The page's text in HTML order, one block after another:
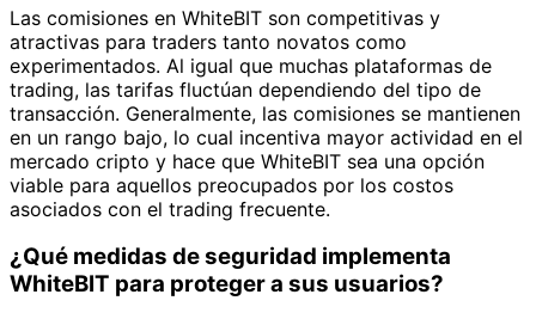
Las comisiones en WhiteBIT son competitivas y
atractivas para traders tanto novatos como
experimentados. Al igual que muchas plataformas de
trading, las tarifas fluctúan dependiendo del tipo de
transacción. Generalmente, las comisiones se mantienen
en un rango bajo, lo cual incentiva mayor actividad en el
mercado cripto y hace que WhiteBIT sea una opción
viable para aquellos preocupados por los costos
asociados con el trading frecuente.
¿Qué medidas de seguridad implementa
WhiteBIT para proteger a sus usuarios?